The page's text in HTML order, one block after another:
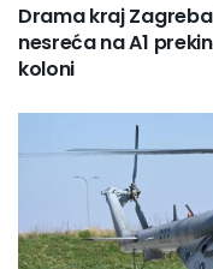
Drama kraj
nesreća na A1
koloni